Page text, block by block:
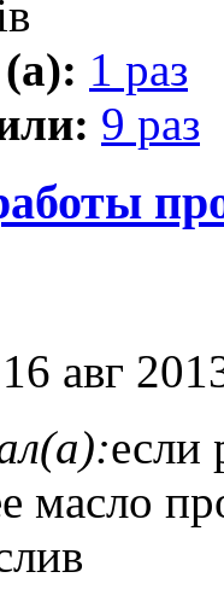
1 раз
9 раз
16 авг
если
масло